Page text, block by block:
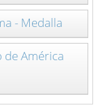
- Medalla
América